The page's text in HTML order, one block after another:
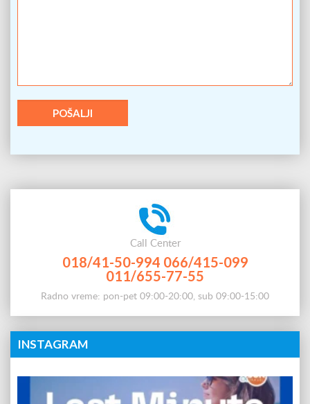
Call Center
018/41-50-994 066/415-099
011/655-77-55
Radno vreme: pon-pet 09:00-20:00, sub 09:00-15:00
INSTAGRAM